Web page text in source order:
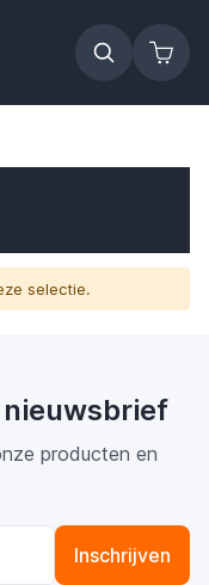
selectie.
nieuwsbrief
producten en
Inschrijven